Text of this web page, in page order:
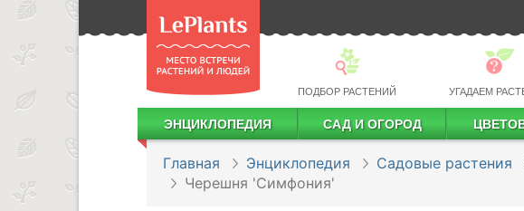
ПОДБОР РАСТЕНИЙ УГАДАЕМ
ЭНЦИКЛОПЕДИЯ САД И ОГОРОД
Главная Энциклопедия Садовые растения
Черешня 'Симфония'